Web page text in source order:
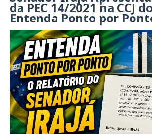
da PEC 14/2021 na CCJ
Entenda Ponto por